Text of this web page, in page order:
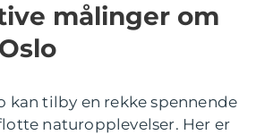
målinger om
kan tilby en rekke spennende
naturopplevelser. Her er